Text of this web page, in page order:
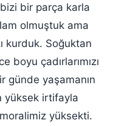
bizi bir parça karla
olmuştuk ama
kurduk. Soğuktan
çadırlarımızı
günde yaşamanın
yüksek irtifayla
yüksekti.